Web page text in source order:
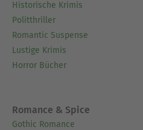
Historische Krimis
Politthriller
Romantic Suspense
Lustige Krimis
Horror Bücher
Romance & Spice
Gothic Romance